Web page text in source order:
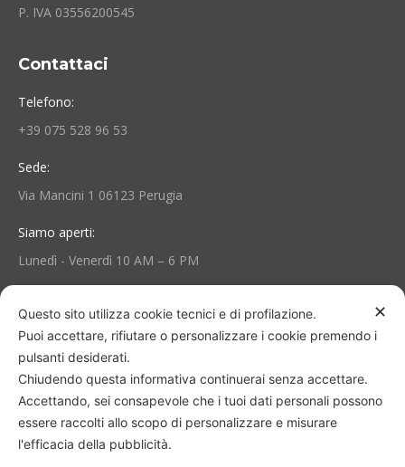
P. IVA 03556200545
Contattaci
Telefono:
+39 075 528 96 53
Sede:
Via Mancini 1 06123 Perugia
Siamo aperti:
Lunedì - Venerdì 10 AM – 6 PM
Area Personale e Info
Il mio account
Termini e Condizioni
Consegna e reso
✕
Questo sito utilizza cookie tecnici e di profilazione.
Puoi accettare, rifiutare o personalizzare i cookie premendo i
pulsanti desiderati.
Chiudendo questa informativa continuerai senza accettare.
Accettando, sei consapevole che i tuoi dati personali possono
essere raccolti allo scopo di personalizzare e misurare
l'efficacia della pubblicità.